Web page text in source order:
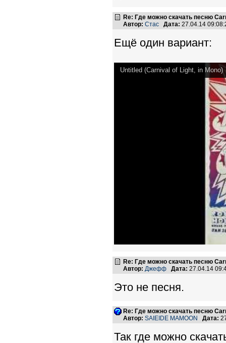
Re: Где можно скачать песню
Автор: Стас Дата: 27.04.14
Ещё один вариант:
Untitled (Carnival of Light, in Mono)
Re: Где можно скачать песню
Автор: Джефф Дата: 27.04.14
Это не песня.
Re: Где можно скачать песню
Автор: SAIEIDE MAMOON Дата:
Так где можно